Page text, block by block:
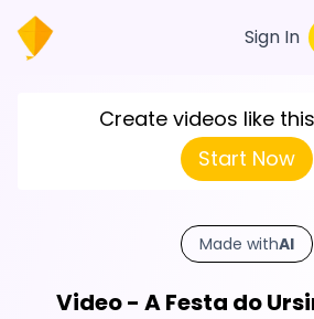
Sign In
Create videos like
Start Now
Made withAI
Video - A Festa do